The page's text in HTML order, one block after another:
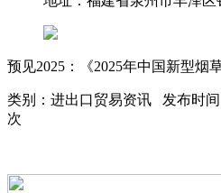
预见2025：《2025年中国新型烟
类别：进出口贸易资讯 发布时间
次